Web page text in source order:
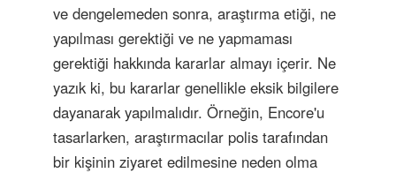
ve dengelemeden sonra, araştırma etiği, ne
yapılması gerektiği ve ne yapmaması
gerektiği hakkında kararlar almayı içerir. Ne
yazık ki, bu kararlar genellikle eksik bilgilere
dayanarak yapılmalıdır. Örneğin, Encore'u
tasarlarken, araştırmacılar polis tarafından
bir kişinin ziyaret edilmesine neden olma